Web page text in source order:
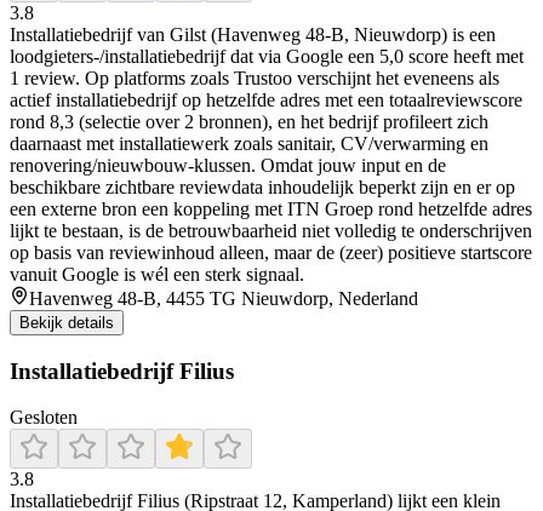
3.8
Installatiebedrijf van Gilst (Havenweg 48-B, Nieuwdorp) is een
loodgieters-/installatiebedrijf dat via Google een 5,0 score heeft met
1 review. Op platforms zoals Trustoo verschijnt het eveneens als
actief installatiebedrijf op hetzelfde adres met een totaalreviewscore
rond 8,3 (selectie over 2 bronnen), en het bedrijf profileert zich
daarnaast met installatiewerk zoals sanitair, CV/verwarming en
renovering/nieuwbouw-klussen. Omdat jouw input en de
beschikbare zichtbare reviewdata inhoudelijk beperkt zijn en er op
een externe bron een koppeling met ITN Groep rond hetzelfde adres
lijkt te bestaan, is de betrouwbaarheid niet volledig te onderschrijven
op basis van reviewinhoud alleen, maar de (zeer) positieve startscore
vanuit Google is wél een sterk signaal.
Havenweg 48-B, 4455 TG Nieuwdorp, Nederland
Bekijk details
Installatiebedrijf Filius
Gesloten
3.8
Installatiebedrijf Filius (Ripstraat 12, Kamperland) lijkt een klein